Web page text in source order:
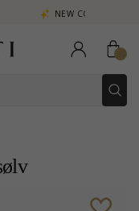
NEW COLLECTION | AURA